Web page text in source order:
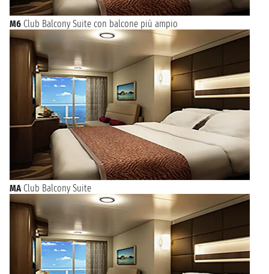
M6 Club Balcony Suite con balcone più ampio
MA Club Balcony Suite